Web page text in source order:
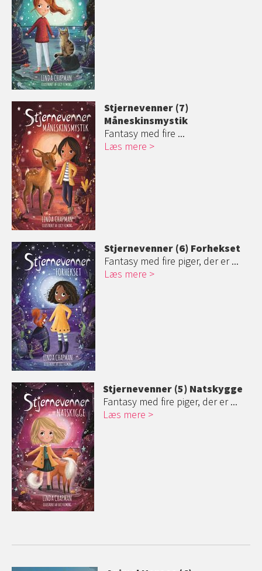
Stjernevenner (7)
Måneskinsmystik
Fantasy med fire ...
Læs mere
Stjernevenner (6) Forhekset
Fantasy med fire piger, der er ...
Læs mere
Stjernevenner (5) Natskygge
Fantasy med fire piger, der er ...
Læs mere